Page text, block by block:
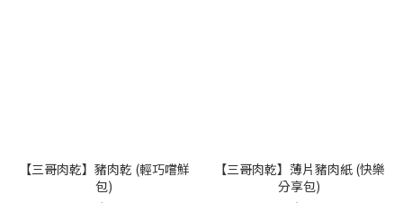
【三哥肉乾】豬肉乾 (輕巧嚐鮮
包)
【三哥肉乾】薄片豬肉紙 (快樂
分享包)